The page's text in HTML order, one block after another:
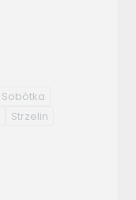
Sobótka
Strzelin